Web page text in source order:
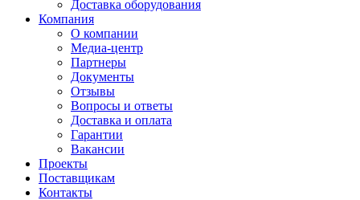
Доставка оборудования
Компания
О компании
Медиа-центр
Партнеры
Документы
Отзывы
Вопросы и ответы
Доставка и оплата
Гарантии
Вакансии
Проекты
Поставщикам
Контакты